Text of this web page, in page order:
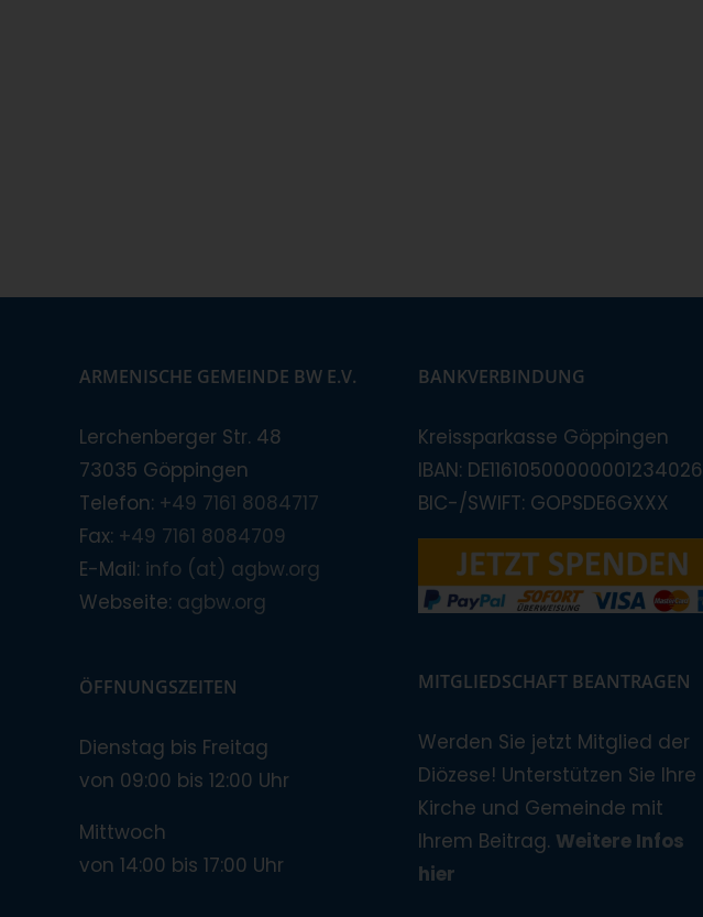
ARMENISCHE GEMEINDE BW E.V.
Lerchenberger Str. 48
73035 Göppingen
Telefon: +49 7161 8084717
Fax: +49 7161 8084709
E-Mail: info (at) agbw.org
Webseite: agbw.org
ÖFFNUNGSZEITEN
Dienstag bis Freitag
von 09:00 bis 12:00 Uhr
Mittwoch
von 14:00 bis 17:00 Uhr
BANKVERBINDUNG
Kreissparkasse Göppingen
IBAN: DE11610500000001234026
BIC-/SWIFT: GOPSDE6GXXX
MITGLIEDSCHAFT BEANTRAGEN
Werden Sie jetzt Mitglied der
Diözese! Unterstützen Sie Ihre
Kirche und Gemeinde mit
Ihrem Beitrag. Weitere Infos
hier